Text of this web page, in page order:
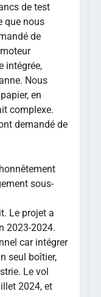
de test
que nous
de
intégrée,
Nous
en
complexe.
demandé de
sous-
Le projet a
2023-2024.
car intégrer
seul boîtier,
Le vol
2024, et